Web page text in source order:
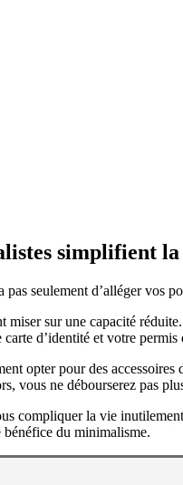
simplifient la
pas seulement d’alléger
sur une capacité
d’identité et votre
opter pour des
vous ne débourserez pas
compliquer la vie
bénéfice du minimalisme.